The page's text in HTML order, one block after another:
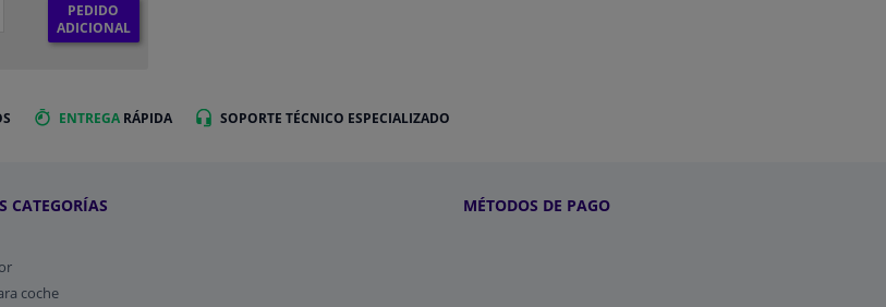
PEDIDO
ADICIONAL
ENTREGA RÁPIDA SOPORTE TÉCNICO ESPECIALIZADO
CATEGORÍAS
coche
MÉTODOS DE PAGO